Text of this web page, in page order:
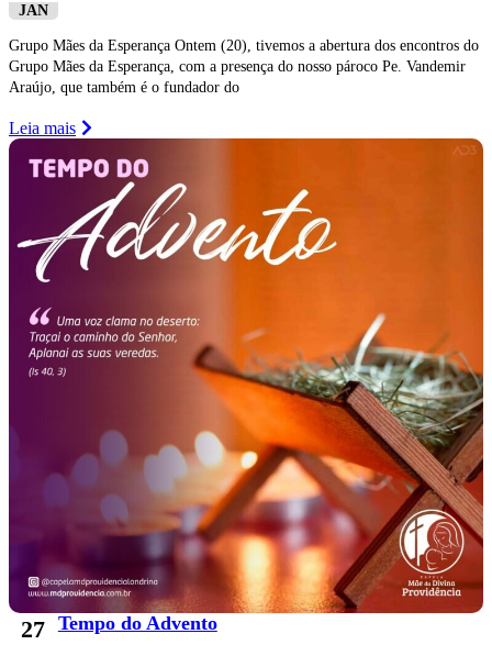
JAN
Grupo Mães da Esperança Ontem (20), tivemos a abertura dos encontros do
Grupo Mães da Esperança, com a presença do nosso pároco Pe. Vandemir
Araújo, que também é o fundador do
Leia mais
27 Tempo do Advento